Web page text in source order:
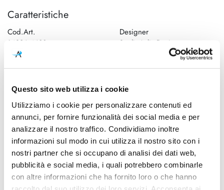
Questo sito web utilizza i cookie
Utilizziamo i cookie per personalizzare contenuti ed
annunci, per fornire funzionalità dei social media e per
analizzare il nostro traffico. Condividiamo inoltre
informazioni sul modo in cui utilizza il nostro sito con i
nostri partner che si occupano di analisi dei dati web,
pubblicità e social media, i quali potrebbero combinarle
con altre informazioni che ha fornito loro o che hanno
Caratteristiche
Cod.Art.
14826 4630
Designer
Studio Italia Design,
3000K
Ø 220mm - H 4000mm max
Sorgente luminosa
Led integrato
Potenza e attacco
12W - 2700K/3000K -
1877Lm/1975Lm - CRI90
Dimmerazione
inclusa
Classe energetica
A++
IP